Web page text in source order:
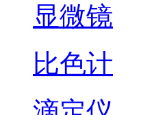
显微镜
比色计